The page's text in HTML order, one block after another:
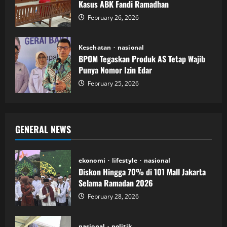
Kasus ABK Fandi Ramadhan
February 26, 2026
Kesehatan nasional
BPOM Tegaskan Produk AS Tetap Wajib
Punya Nomor Izin Edar
February 25, 2026
GENERAL NEWS
ekonomi lifestyle nasional
Diskon Hingga 70% di 101 Mall Jakarta
Selama Ramadan 2026
February 28, 2026